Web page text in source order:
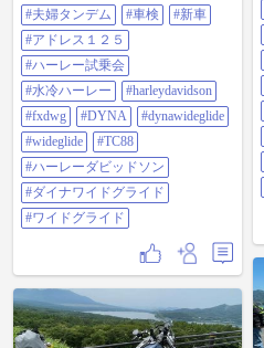
#dyna #dynawideglide #wideglide #tc88
#ハーレーダビッドソン #ダイナワ
イドグライド #ワイドグライド
#夫婦タンデム #車検
#新車
#アドレス１２５
#ハーレー試乗会
#水冷ハーレー
#harleydavidson
#fxdwg
#DYNA
#dynawideglide
#wideglide
#TC88
#ハーレーダビッドソン
#ダイナワイドグライド
#ワイドグライド